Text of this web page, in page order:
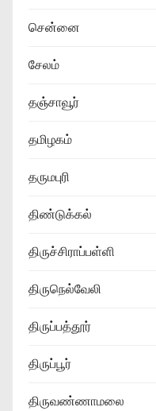
சென்னை
சேலம்
தஞ்சாவூர்
தமிழகம்
தருமபுரி
திண்டுக்கல்
திருச்சிராப்பள்ளி
திருநெல்வேலி
திருப்பத்தூர்
திருப்பூர்
திருவண்ணாமலை